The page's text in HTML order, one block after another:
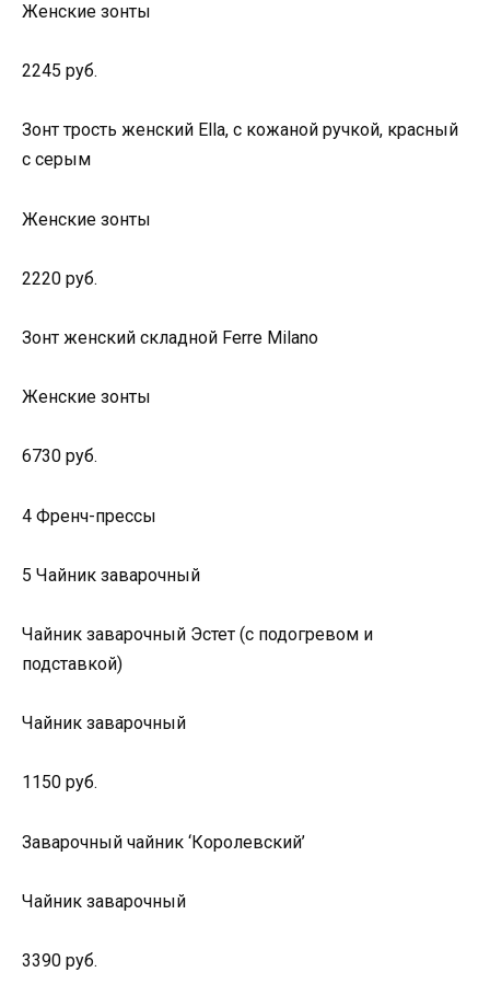
Женские зонты
2245 руб.
Зонт трость женский Ella, с кожаной ручкой, красный
с серым
Женские зонты
2220 руб.
Зонт женский складной Ferre Milano
Женские зонты
6730 руб.
4 Френч-прессы
5 Чайник заварочный
Чайник заварочный Эстет (с подогревом и
подставкой)
Чайник заварочный
1150 руб.
Заварочный чайник ‘Королевский’
Чайник заварочный
3390 руб.